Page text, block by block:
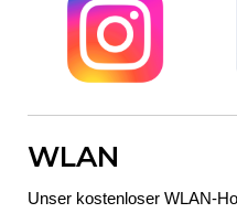
WLAN
Unser kostenloser WLAN-